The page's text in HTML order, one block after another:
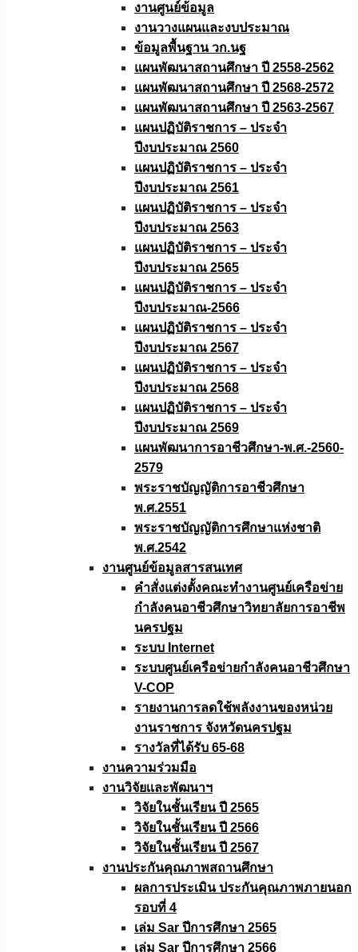
งานศูนย์ข้อมูล
งานวางแผนและงบประมาณ
ข้อมูลพื้นฐาน วก.นฐ
แผนพัฒนาสถานศึกษา ปี 2558-2562
แผนพัฒนาสถานศึกษา ปี 2568-2572
แผนพัฒนาสถานศึกษา ปี 2563-2567
แผนปฏิบัติราชการ – ประจำ
ปีงบประมาณ 2560
แผนปฏิบัติราชการ – ประจำ
ปีงบประมาณ 2561
แผนปฏิบัติราชการ – ประจำ
ปีงบประมาณ 2563
แผนปฏิบัติราชการ – ประจำ
ปีงบประมาณ 2565
แผนปฏิบัติราชการ – ประจำ
ปีงบประมาณ-2566
แผนปฏิบัติราชการ – ประจำ
ปีงบประมาณ 2567
แผนปฏิบัติราชการ – ประจำ
ปีงบประมาณ 2568
แผนปฏิบัติราชการ – ประจำ
ปีงบประมาณ 2569
แผนพัฒนาการอาชีวศึกษา-พ.ศ.-2560-
2579
พระราชบัญญัติการอาชีวศึกษา
พ.ศ.2551
พระราชบัญญัติการศึกษาแห่งชาติ
พ.ศ.2542
งานศูนย์ข้อมูลสารสนเทศ
คำสั่งแต่งตั้งคณะทำงานศูนย์เครือข่าย
กำลังคนอาชีวศึกษาวิทยาลัยการอาชีพ
นครปฐม
ระบบ Internet
ระบบศูนย์เครือข่ายกำลังคนอาชีวศึกษา
V-COP
รายงานการลดใช้พลังงานของหน่วย
งานราชการ จังหวัดนครปฐม
รางวัลที่ได้รับ 65-68
งานความร่วมมือ
งานวิจัยเเละพัฒนาฯ
วิจัยในชั้นเรียน ปี 2565
วิจัยในชั้นเรียน ปี 2566
วิจัยในชั้นเรียน ปี 2567
งานประกันคุณภาพสถานศึกษา
ผลการประเมิน ประกันคุณภาพภายนอก
รอบที่ 4
เล่ม Sar ปีการศึกษา 2565
เล่ม Sar ปีการศึกษา 2566